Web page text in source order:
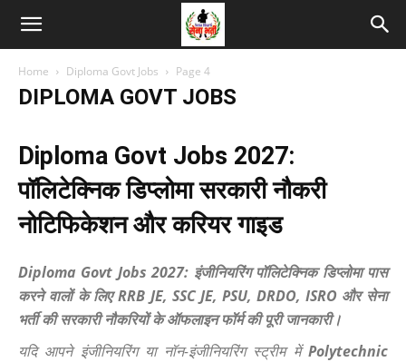
Home Diploma Govt Jobs Page 4
DIPLOMA GOVT JOBS
Diploma Govt Jobs 2027:
पॉलिटेक्निक डिप्लोमा सरकारी नौकरी
नोटिफिकेशन और करियर गाइड
Diploma Govt Jobs 2027: इंजीनियरिंग पॉलिटेक्निक डिप्लोमा पास
करने वालों के लिए RRB JE, SSC JE, PSU, DRDO, ISRO और सेना
भर्ती की सरकारी नौकरियों के ऑफलाइन फॉर्म की पूरी जानकारी।
यदि आपने इंजीनियरिंग या नॉन-इंजीनियरिंग स्ट्रीम में Polytechnic